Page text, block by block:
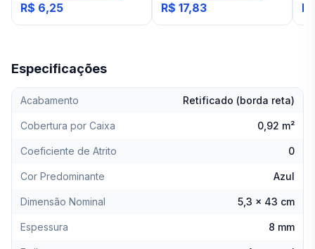
R$ 6,25 R$ 17,83
Especificações
Acabamento Retificado (borda reta)
Cobertura por Caixa 0,92 m²
Coeficiente de Atrito 0
Cor Predominante Azul
Dimensão Nominal 5,3 x 43 cm
Espessura 8 mm